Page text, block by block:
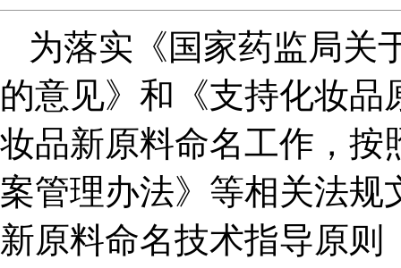
为落实《国家药监局关
的意见》和《支持化妆
妆品新原料命名工作，按
案管理办法》等相关法规
新原料命名技术指导原